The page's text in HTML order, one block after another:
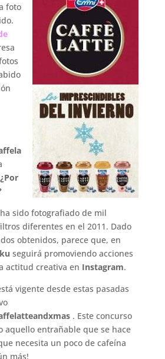
foto
¿Por
sido fotografiado de mil
diferentes en el 2011. Dado
obtenidos, parece que, en
seguirá promoviendo acciones
actitud creativa en Instagram.
vigente desde estas pasadas
. Este concurso
aquello entrañable que se hace
necesita un poco de cafeína
más!